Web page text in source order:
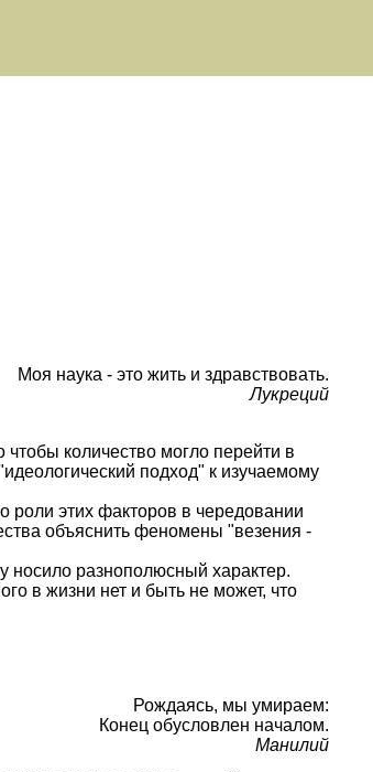
Моя наука - это жить и здравствовать.
Лукреций
количество могло перейти в
подход" к изучаемому
роли этих факторов в чередовании
объяснить феномены "везения -
носило разнополюсный характер.
в жизни нет и быть не может, что
Рождаясь, мы умираем:
Конец обусловлен началом.
Манилий